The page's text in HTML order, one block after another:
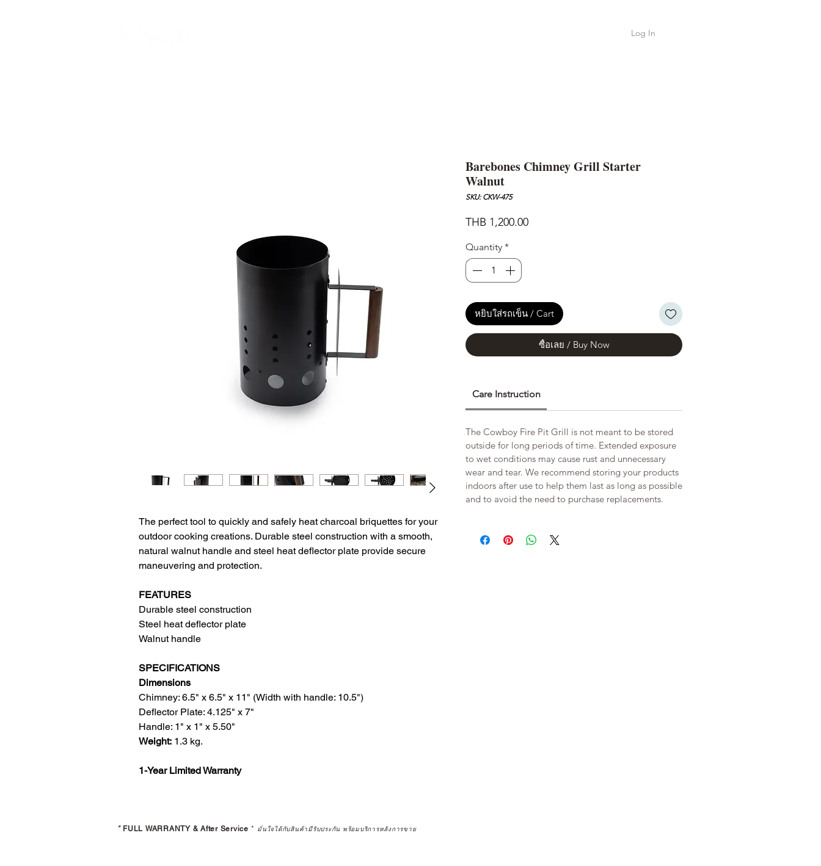
Log In
The perfect tool to quickly and safely heat charcoal briquettes for your
outdoor cooking creations. Durable steel construction with a smooth,
natural walnut handle and steel heat deflector plate provide secure
maneuvering and protection.
FEATURES
Durable steel construction
Steel heat deflector plate
Walnut handle
SPECIFICATIONS
Dimensions
Chimney: 6.5" x 6.5" x 11" (Width with handle: 10.5")
Deflector Plate: 4.125" x 7"
Handle: 1" x 1" x 5.50"
Weight: 1.3 kg.
1-Year Limited Warranty
Barebones Chimney Grill Starter
Walnut
SKU: CKW-475
THB 1,200.00Price
Quantity *
หยิบใส่รถเข็น / Cart
ซื้อเลย / Buy Now
Care Instruction
The Cowboy Fire Pit Grill is not meant to be stored
outside for long periods of time. Extended exposure
to wet conditions may cause rust and unnecessary
wear and tear. We recommend storing your products
indoors after use to help them last as long as possible
and to avoid the need to purchase replacements.
* FULL WARRANTY & After Service * มั่นใจได้กับสินค้ามีรับประกัน พร้อมบริการหลังการขาย